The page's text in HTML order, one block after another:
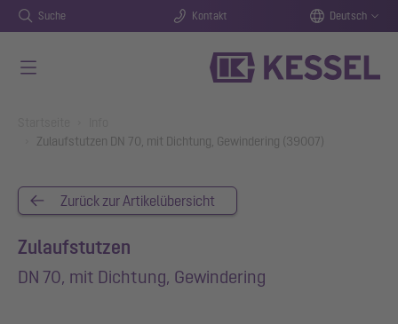
Suche Kontakt Deutsch
Zulaufstutzen DN 70, mit Dichtung, Gewindering (39007)
Zurück zur Artikelübersicht
Zulaufstutzen
DN 70, mit Dichtung, Gewindering